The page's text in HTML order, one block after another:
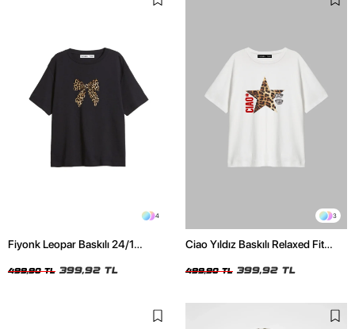
4
Fiyonk Leopar Baskılı 24/1
Tshirt
499,90 TL 399,92 TL
3
Ciao Yıldız Baskılı Relaxed Fit
499,90 TL 399,92 TL